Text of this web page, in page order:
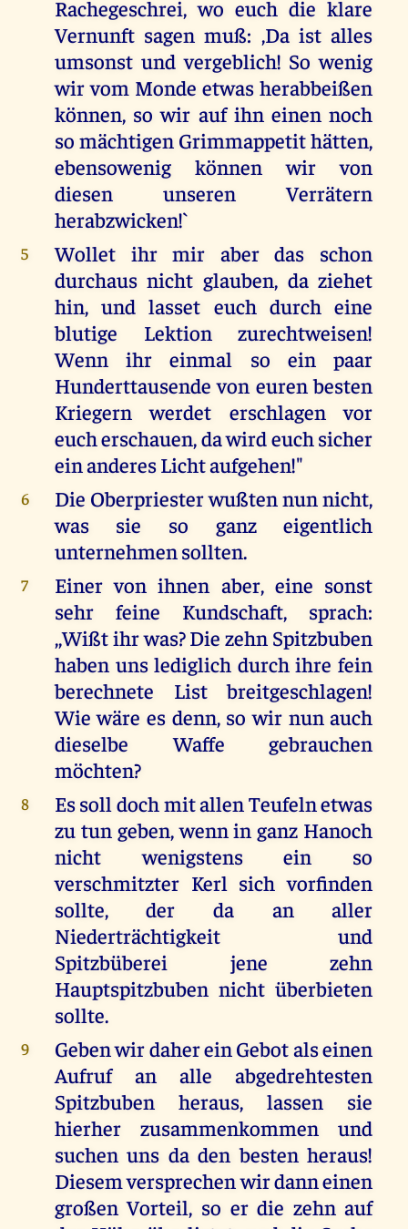
Rachegeschrei, wo euch die klare
Vernunft sagen muß: ,Da ist alles
umsonst und vergeblich! So wenig
wir vom Monde etwas herabbeißen
können, so wir auf ihn einen noch
so mächtigen Grimmappetit hätten,
ebensowenig können wir von
diesen unseren Verrätern
herabzwicken!`
5
Wollet ihr mir aber das schon
durchaus nicht glauben, da ziehet
hin, und lasset euch durch eine
blutige Lektion zurechtweisen!
Wenn ihr einmal so ein paar
Hunderttausende von euren besten
Kriegern werdet erschlagen vor
euch erschauen, da wird euch sicher
ein anderes Licht aufgehen!"
6
Die Oberpriester wußten nun nicht,
was sie so ganz eigentlich
unternehmen sollten.
7
Einer von ihnen aber, eine sonst
sehr feine Kundschaft, sprach:
,,Wißt ihr was? Die zehn Spitzbuben
haben uns lediglich durch ihre fein
berechnete List breitgeschlagen!
Wie wäre es denn, so wir nun auch
dieselbe Waffe gebrauchen
möchten?
8
Es soll doch mit allen Teufeln etwas
zu tun geben, wenn in ganz Hanoch
nicht wenigstens ein so
verschmitzter Kerl sich vorfinden
sollte, der da an aller
Niederträchtigkeit und
Spitzbüberei jene zehn
Hauptspitzbuben nicht überbieten
sollte.
9
Geben wir daher ein Gebot als einen
Aufruf an alle abgedrehtesten
Spitzbuben heraus, lassen sie
hierher zusammenkommen und
suchen uns da den besten heraus!
Diesem versprechen wir dann einen
großen Vorteil, so er die zehn auf